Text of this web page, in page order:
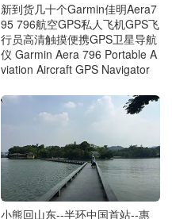
新到货几十个Garmin佳明Aera7
95 796航空GPS私人飞机GPS飞
行员高清触摸便携GPS卫星导航
仪 Garmin Aera 796 Portable A
viation Aircraft GPS Navigator
小熊回山东--半环中国首站--惠